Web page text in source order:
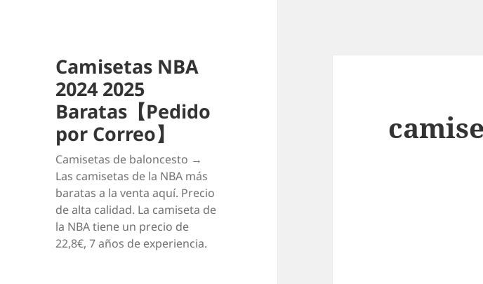
Camisetas NBA
2024 2025
Baratas【Pedido
por Correo】
Camisetas de baloncesto →
Las camisetas de la NBA más
baratas a la venta aquí. Precio
de alta calidad. La camiseta de
la NBA tiene un precio de
22,8€, 7 años de experiencia.